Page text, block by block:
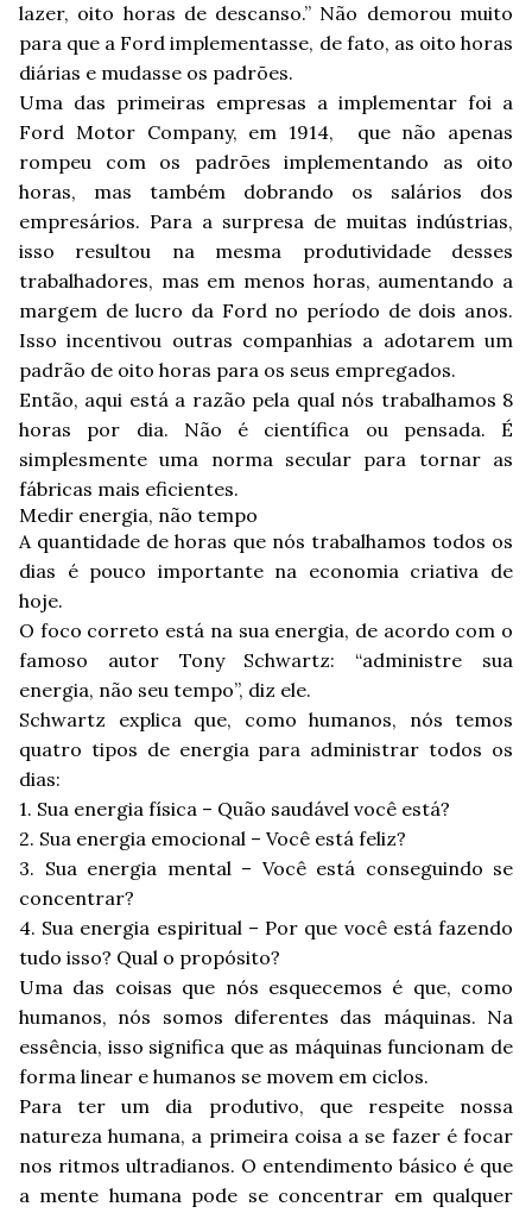
lazer, oito horas de descanso.” Não demorou muito
para que a Ford implementasse, de fato, as oito horas
diárias e mudasse os padrões.
Uma das primeiras empresas a implementar foi a
Ford Motor Company, em 1914, que não apenas
rompeu com os padrões implementando as oito
horas, mas também dobrando os salários dos
empresários. Para a surpresa de muitas indústrias,
isso resultou na mesma produtividade desses
trabalhadores, mas em menos horas, aumentando a
margem de lucro da Ford no período de dois anos.
Isso incentivou outras companhias a adotarem um
padrão de oito horas para os seus empregados.
Então, aqui está a razão pela qual nós trabalhamos 8
horas por dia. Não é científica ou pensada. É
simplesmente uma norma secular para tornar as
fábricas mais eficientes.
Medir energia, não tempo
A quantidade de horas que nós trabalhamos todos os
dias é pouco importante na economia criativa de
hoje.
O foco correto está na sua energia, de acordo com o
famoso autor Tony Schwartz: “administre sua
energia, não seu tempo”, diz ele.
Schwartz explica que, como humanos, nós temos
quatro tipos de energia para administrar todos os
dias:
1. Sua energia física – Quão saudável você está?
2. Sua energia emocional – Você está feliz?
3. Sua energia mental – Você está conseguindo se
concentrar?
4. Sua energia espiritual – Por que você está fazendo
tudo isso? Qual o propósito?
Uma das coisas que nós esquecemos é que, como
humanos, nós somos diferentes das máquinas. Na
essência, isso significa que as máquinas funcionam de
forma linear e humanos se movem em ciclos.
Para ter um dia produtivo, que respeite nossa
natureza humana, a primeira coisa a se fazer é focar
nos ritmos ultradianos. O entendimento básico é que
a mente humana pode se concentrar em qualquer